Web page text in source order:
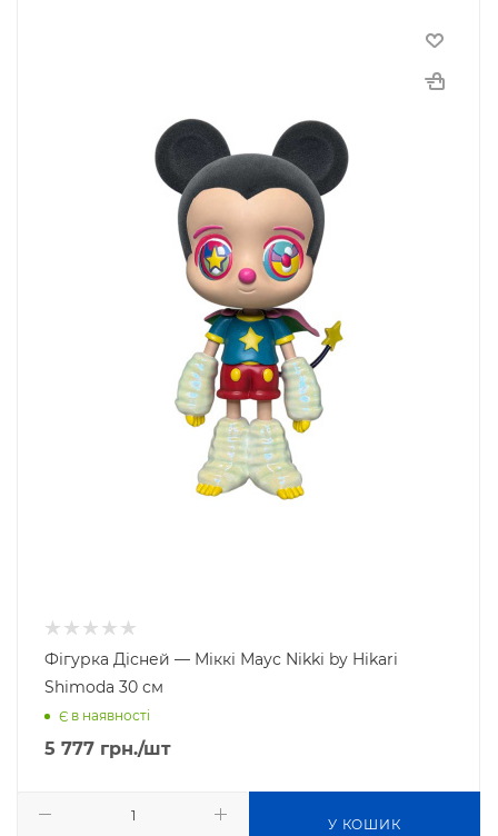
Фігурка Дісней — Міккі Маус Nikki by Hikari
Shimoda 30 см
Є в наявності
5 777 грн./шт
У КОШИК